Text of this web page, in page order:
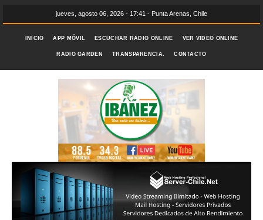
jueves, agosto 06, 2026 - 17:41 - Punta Arenas, Chile
INICIO APP MÓVIL ESCUCHAR RADIO ONLINE VER VIDEO ONLINE
RADIO GARDEN TRANSPARENCIA. CONTACTO